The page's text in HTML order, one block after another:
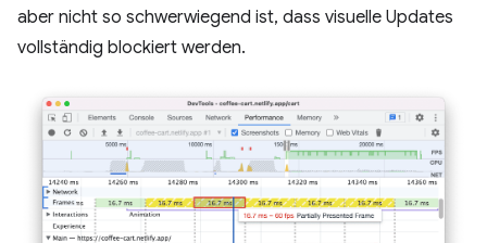
aber nicht so schwerwiegend ist, dass visuelle Updates
vollständig blockiert werden.